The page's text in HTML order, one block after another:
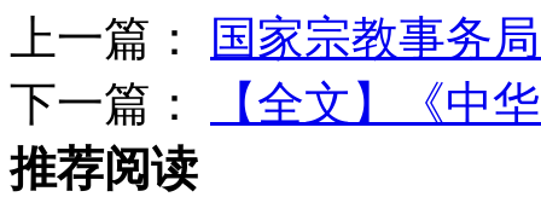
上一篇：
国家宗教事务
下一篇：
【全文】《中
推荐阅读